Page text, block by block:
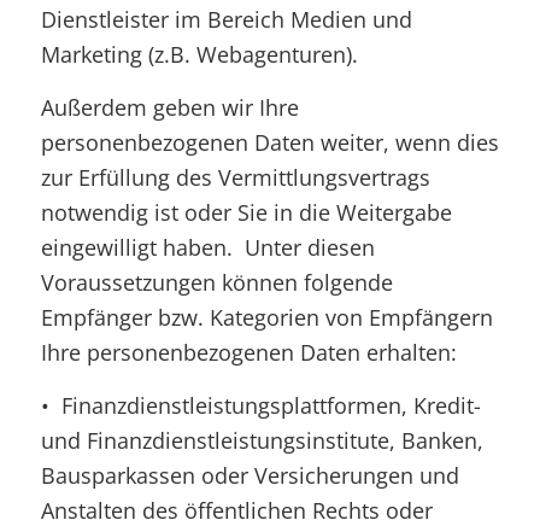
Dienstleister im Bereich Medien und
Marketing (z.B. Webagenturen).
Außerdem geben wir Ihre
personenbezogenen Daten weiter, wenn dies
zur Erfüllung des Vermittlungsvertrags
notwendig ist oder Sie in die Weitergabe
eingewilligt haben. Unter diesen
Voraussetzungen können folgende
Empfänger bzw. Kategorien von Empfängern
Ihre personenbezogenen Daten erhalten:
• Finanzdienstleistungsplattformen, Kredit-
und Finanzdienstleistungsinstitute, Banken,
Bausparkassen oder Versicherungen und
Anstalten des öffentlichen Rechts oder